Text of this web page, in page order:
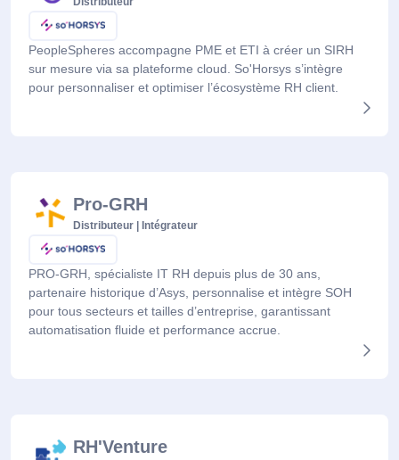
PeopleSpheres accompagne PME et ETI à créer un SIRH
sur mesure via sa plateforme cloud. So'Horsys s’intègre
pour personnaliser et optimiser l’écosystème RH client.
Pro-GRH
Distributeur | Intégrateur
PRO-GRH, spécialiste IT RH depuis plus de 30 ans,
partenaire historique d’Asys, personnalise et intègre SOH
pour tous secteurs et tailles d’entreprise, garantissant
automatisation fluide et performance accrue.
RH'Venture